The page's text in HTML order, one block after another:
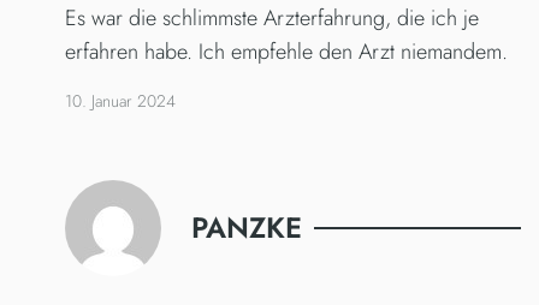
Es war die schlimmste Arzterfahrung, die ich je
erfahren habe. Ich empfehle den Arzt niemandem.
10. Januar 2024
PANZKE